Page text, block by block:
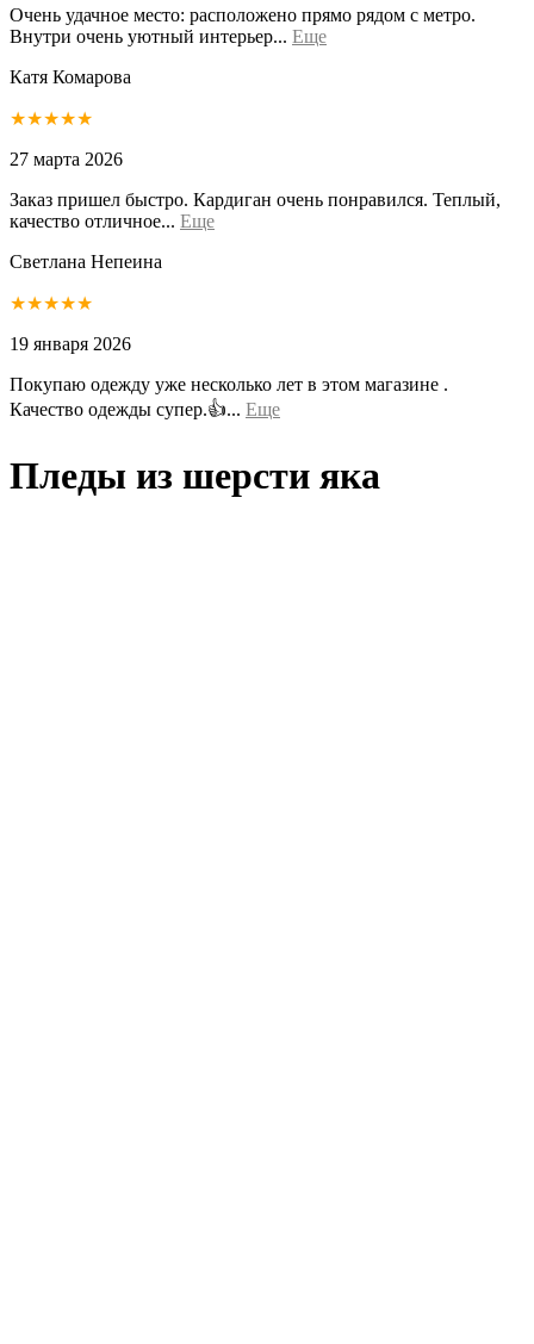
Очень удачное место: расположено прямо рядом с метро.
Внутри очень уютный интерьер... Еще
Катя Комарова
★★★★★
27 марта 2026
Заказ пришел быстро. Кардиган очень понравился. Теплый,
качество отличное... Еще
Светлана Непеина
★★★★★
19 января 2026
Покупаю одежду уже несколько лет в этом магазине .
Качество одежды супер.👍... Еще
Пледы из шерсти яка